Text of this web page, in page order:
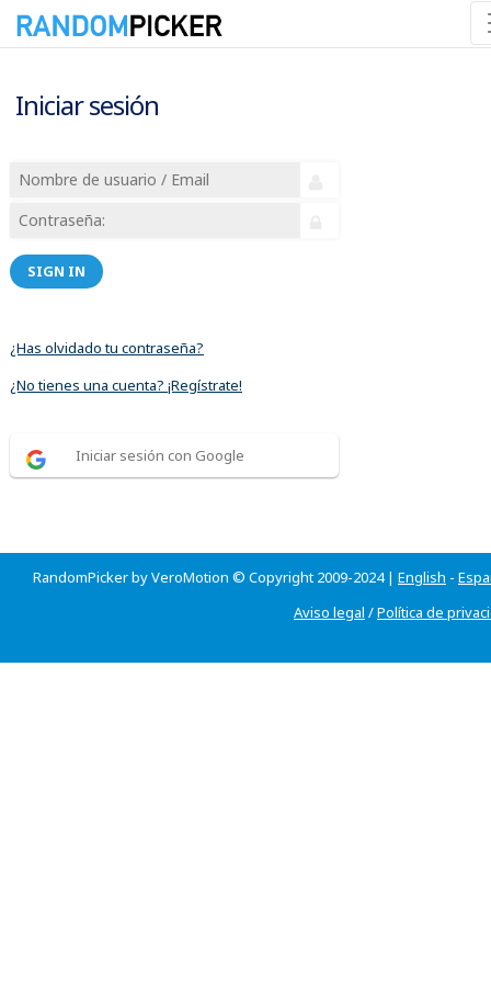
Iniciar sesión
SIGN IN
¿Has olvidado tu contraseña?
¿No tienes una cuenta? ¡Regístrate!
Iniciar sesión con Google
RandomPicker by VeroMotion © Copyright 2009-2024 | English -
Aviso legal /Política de